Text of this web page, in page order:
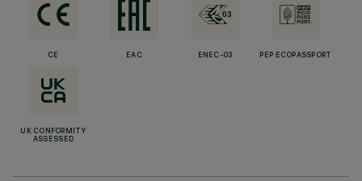
CE EAC ENEC-03 PEP ECOPASSPORT
UK CONFORMITY
ASSESSED